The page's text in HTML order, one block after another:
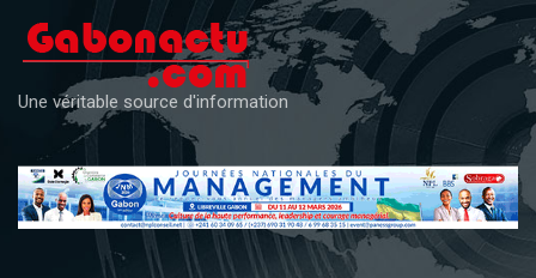
content
Une véritable source d'information